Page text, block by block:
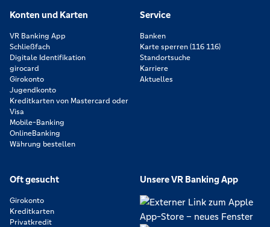
Konten und Karten
VR Banking App
Schließfach
Digitale Identifikation
girocard
Girokonto
Jugendkonto
Kreditkarten von Mastercard oder
Visa
Mobile-Banking
OnlineBanking
Währung bestellen
Service
Banken
Karte sperren (116 116)
Standortsuche
Karriere
Aktuelles
Oft gesucht
Girokonto
Kreditkarten
Privatkredit
Unsere VR Banking App